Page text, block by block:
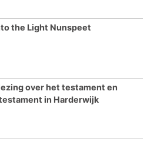
the Light Nunspeet
over het testament en
in Harderwijk